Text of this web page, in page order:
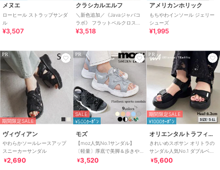
メヌエ
ローヒール ストラップサンダ
ル
¥3,507
クラシカルエルフ
＼新色追加／《Javaジャバコ
ラボ》 フラットベルクロスポ
ーツサンダル ストラップあり
¥3,518
アメリカンホリック
もちやわインソール ジェリー
シューズ
¥1,995
PR
期間限定SALE
ヴィヴィアン
やわらかソールレースアップ
スニーカーサンダル
¥2,690
PR
SALE
¥500ｸｰﾎﾟﾝ
モズ
【moz人気No.1サンダル】
〔軽量〕厚底で美脚＆歩きや
すい！疲れにくいフィット感
¥3,520
PR
期間限定SALE
¥1000ｸｰﾎﾟﾝ
オリエンタルトラフィック
きれいめスポサン オリトラの
サンダル人気No.1 ダブルベル
ト スポーツサンダル /42207
¥5,600